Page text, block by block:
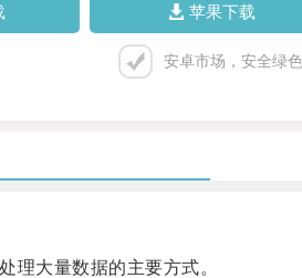
苹果下载
安卓市场，安全绿色
大量数据的主要方式。